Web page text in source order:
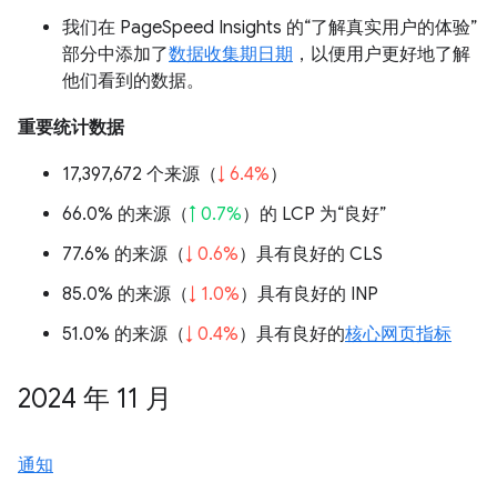
我们在 PageSpeed Insights 的“了解真实用户的体验”
部分中添加了数据收集期日期 ，以便用户更好地了解
他们看到的数据。
重要统计数据
17,397,672 个来源（↓ 6.4%）
66.0% 的来源（↑ 0.7%）的 LCP 为“良好”
77.6% 的来源（↓ 0.6%）具有良好的 CLS
85.0% 的来源（↓ 1.0%）具有良好的 INP
51.0% 的来源（↓ 0.4%）具有良好的核心网页指标
2024 年 11 月
通知